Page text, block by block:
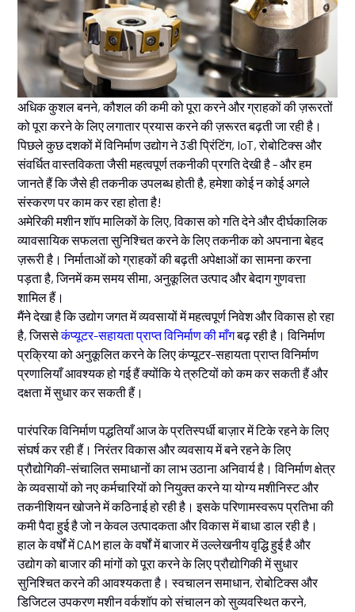
अधिक कुशल बनने, कौशल की कमी को पूरा करने और ग्राहकों की ज़रूरतों
को पूरा करने के लिए लगातार प्रयास करने की ज़रूरत बढ़ती जा रही है।
पिछले कुछ दशकों में विनिर्माण उद्योग ने 3डी प्रिंटिंग, IoT, रोबोटिक्स और
संवर्धित वास्तविकता जैसी महत्वपूर्ण तकनीकी प्रगति देखी है - और हम
जानते हैं कि जैसे ही तकनीक उपलब्ध होती है, हमेशा कोई न कोई अगले
संस्करण पर काम कर रहा होता है!
अमेरिकी मशीन शॉप मालिकों के लिए, विकास को गति देने और दीर्घकालिक
व्यावसायिक सफलता सुनिश्चित करने के लिए तकनीक को अपनाना बेहद
ज़रूरी है। निर्माताओं को ग्राहकों की बढ़ती अपेक्षाओं का सामना करना
पड़ता है, जिनमें कम समय सीमा, अनुकूलित उत्पाद और बेदाग गुणवत्ता
शामिल हैं।
मैंने देखा है कि उद्योग जगत में व्यवसायों में महत्वपूर्ण निवेश और विकास हो रहा
है, जिससेकंप्यूटर-सहायता प्राप्त विनिर्माण की माँगबढ़ रही है। विनिर्माण
प्रक्रिया को अनुकूलित करने के लिए कंप्यूटर-सहायता प्राप्त विनिर्माण
प्रणालियाँ आवश्यक हो गई हैं क्योंकि ये त्रुटियों को कम कर सकती हैं और
दक्षता में सुधार कर सकती हैं।
पारंपरिक विनिर्माण पद्धतियाँ आज के प्रतिस्पर्धी बाज़ार में टिके रहने के लिए
संघर्ष कर रही हैं। निरंतर विकास और व्यवसाय में बने रहने के लिए
प्रौद्योगिकी-संचालित समाधानों का लाभ उठाना अनिवार्य है। विनिर्माण क्षेत्र
के व्यवसायों को नए कर्मचारियों को नियुक्त करने या योग्य मशीनिस्ट और
तकनीशियन खोजने में कठिनाई हो रही है। इसके परिणामस्वरूप प्रतिभा की
कमी पैदा हुई है जो न केवल उत्पादकता और विकास में बाधा डाल रही है।
हाल के वर्षों में CAM हाल के वर्षों में बाजार में उल्लेखनीय वृद्धि हुई है और
उद्योग को बाजार की मांगों को पूरा करने के लिए प्रौद्योगिकी में सुधार
सुनिश्चित करने की आवश्यकता है। स्वचालन समाधान, रोबोटिक्स और
डिजिटल उपकरण मशीन वर्कशॉप को संचालन को सुव्यवस्थित करने,